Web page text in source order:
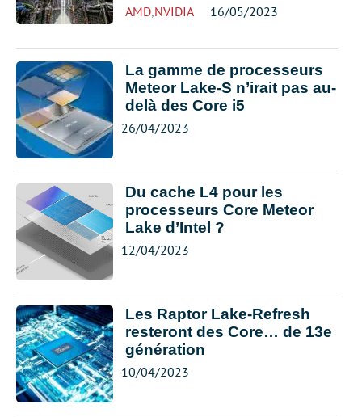
AMD,NVIDIA 16/05/2023
La gamme de processeurs
Meteor Lake-S n’irait pas au-
delà des Core i5
26/04/2023
Du cache L4 pour les
processeurs Core Meteor
Lake d’Intel ?
12/04/2023
Les Raptor Lake-Refresh
resteront des Core… de 13e
génération
10/04/2023